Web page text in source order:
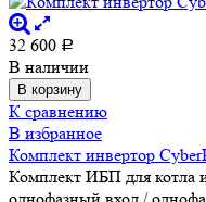
32 600 Р
В наличии
В корзину
К сравнению
В избранное
Комплект инвертор
Комплект ИБП для котла